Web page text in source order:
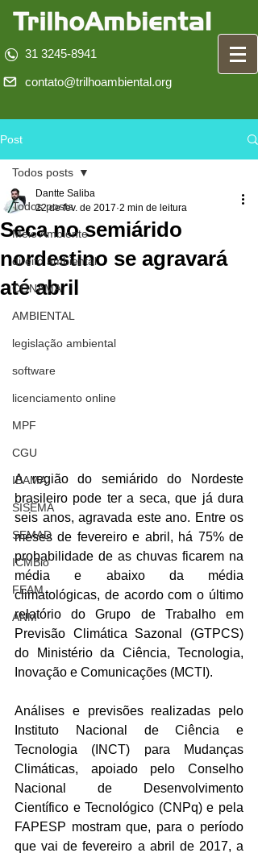
31 3245-8941
contato@trilhoambiental.org
Post
Todos posts
Meio Ambiente
direito ambiental
CONAMA
AMBIENTAL
legislação ambiental
software
licenciamento online
MPF
CGU
IBAMA
SISEMA
SEMAD
ICMBio
FEAM
ANM
Todos posts
Seca no semiárido
nordestino se agravará
até abril
Dantte Saliba
22 de fev. de 2017 2 min de leitura
A região do semiárido do Nordeste
brasileiro pode ter a seca, que já dura
seis anos, agravada este ano. Entre os
meses de fevereiro e abril, há 75% de
probabilidade de as chuvas ficarem na
média e abaixo da média
climatológicas, de acordo com o último
relatório do Grupo de Trabalho em
Previsão Climática Sazonal (GTPCS)
do Ministério da Ciência, Tecnologia,
Inovação e Comunicações (MCTI).
Análises e previsões realizadas pelo
Instituto Nacional de Ciência e
Tecnologia (INCT) para Mudanças
Climáticas, apoiado pelo Conselho
Nacional de Desenvolvimento
Científico e Tecnológico (CNPq) e pela
FAPESP mostram que, para o período
que vai de fevereiro a abril de 2017, a